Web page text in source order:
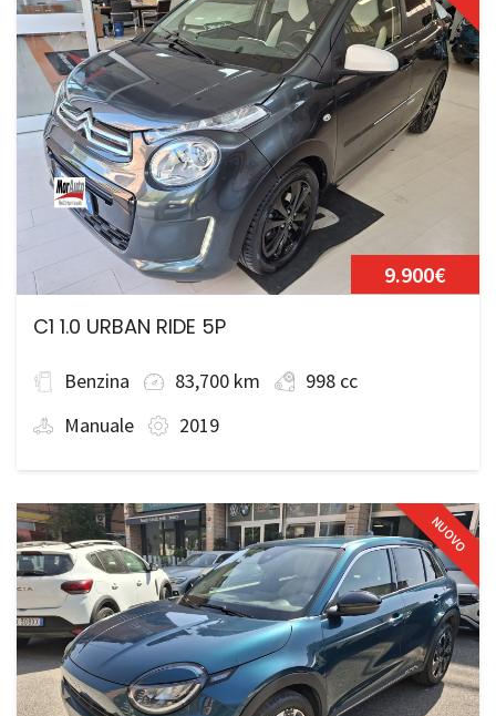
9.900€
C1 1.0 URBAN RIDE 5P
Benzina 83,700 km
998 cc
Manuale
2019
NUOVO